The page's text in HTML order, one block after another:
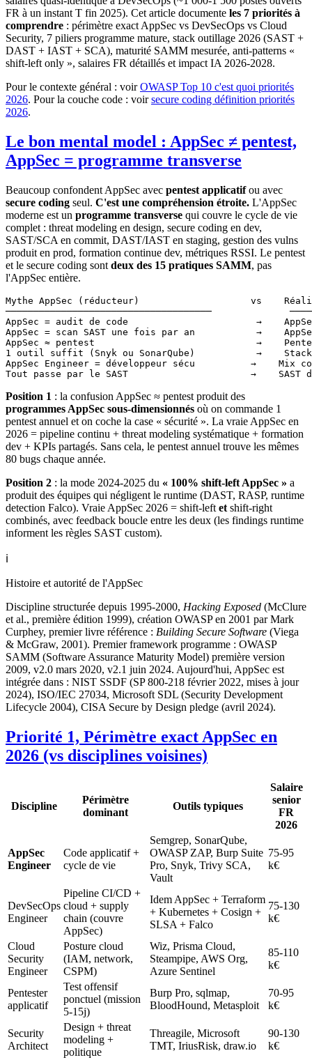
FR à un instant T fin 2025). Cet article documente les 7 priorités à
comprendre : périmètre exact AppSec vs DevSecOps vs Cloud
Security, 7 piliers programme mature, stack outillage 2026 (SAST +
DAST + IAST + SCA), maturité SAMM mesurée, anti-patterns «
shift-left only », salaires FR détaillés et impact IA 2026-2028.
Pour le contexte général : voirOWASP Top 10 c'est quoi priorités
2026. Pour la couche code : voirsecure coding définition priorités
2026.
Le bon mental model : AppSec ≠ pentest,
AppSec = programme transverse
Beaucoup confondent AppSec avec pentest applicatifou avec
secure coding seul. C'est une compréhension étroite. L'AppSec
moderne est un programme transverse qui couvre le cycle de vie
complet : threat modeling en design, secure coding en dev,
SAST/SCA en commit, DAST/IAST en staging, gestion des vulns
produit en prod, formation continue dev, métriques RSSI. Le pentest
et le secure coding sont deux des 15 pratiques SAMM, pas
l'AppSec entière.
Mythe AppSec (réducteur)                    vs    Réalité
─────────────────────────────────────
AppSec = audit de code                       →    AppSec
AppSec = scan SAST une fois par an           →
AppSec ≈ pentest                             →    Pentest =
1 outil suffit (Snyk ou SonarQube)           →    Stack 4-5
AppSec Engineer = développeur sécu          →    Mix
Position 1 : la confusion AppSec ≈ pentest produit des
programmes AppSec sous-dimensionnés où on commande 1
pentest annuel et on coche la case « sécurité ». La vraie AppSec en
2026 = pipeline continu + threat modeling systématique + formation
dev + KPIs partagés. Sans cela, le pentest annuel trouve les mêmes
80 bugs chaque année.
Position 2 : la mode 2024-2025 du « 100% shift-left AppSec » a
produit des équipes qui négligent le runtime (DAST, RASP, runtime
detection Falco). Vraie AppSec 2026 = shift-left et shift-right
combinés, avec feedback boucle entre les deux (les findings runtime
informent les règles SAST custom).
ℹ️
Histoire et autorité de l'AppSec
Discipline structurée depuis 1995-2000, Hacking Exposed (McClure
et al., première édition 1999), création OWASP en 2001 par Mark
Curphey, premier livre référence : Building Secure Software (Viega
& McGraw, 2001). Premier framework programme : OWASP
SAMM (Software Assurance Maturity Model) première version
2009, v2.0 mars 2020, v2.1 juin 2024. Aujourd'hui, AppSec est
intégrée dans : NIST SSDF (SP 800-218 février 2022, mises à jour
2024), ISO/IEC 27034, Microsoft SDL (Security Development
Lifecycle 2004), CISA Secure by Design pledge (avril 2024).
Priorité 1, Périmètre exact AppSec en
2026 (vs disciplines voisines)
Discipline
Périmètre
dominant
Outils typiques
Salaire
senior
FR
2026
AppSec
Engineer
Code applicatif +
cycle de vie
Semgrep, SonarQube,
OWASP ZAP, Burp Suite
Pro, Snyk, Trivy SCA,
Vault
75-95
k€
DevSecOps
Engineer
Pipeline CI/CD +
cloud + supply
chain (couvre
AppSec)
Idem AppSec + Terraform
+ Kubernetes + Cosign +
SLSA + Falco
75-130
k€
Cloud
Security
Engineer
Posture cloud
(IAM, network,
CSPM)
Wiz, Prisma Cloud,
Steampipe, AWS Org,
Azure Sentinel
85-110
k€
Pentester
applicatif
Test offensif
ponctuel (mission
5-15j)
Burp Pro, sqlmap,
BloodHound, Metasploit
70-95
k€
Security
Architect
Design + threat
modeling +
politique
Threagile, Microsoft
TMT, IriusRisk, draw.io
90-130
k€